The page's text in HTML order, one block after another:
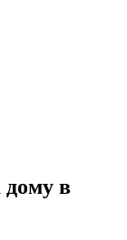
дому в